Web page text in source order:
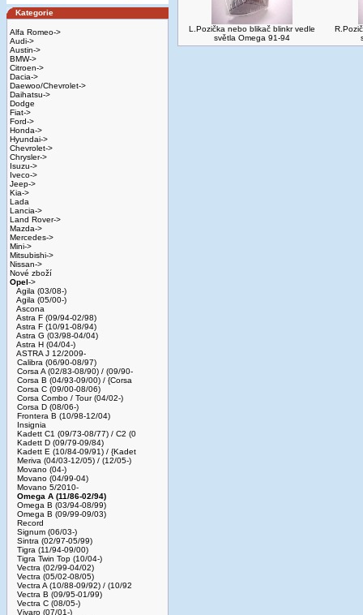
Kategorie
Alfa Romeo->
Audi->
Austin->
BMW->
Citroen->
Dacia->
Daewoo/Chevrolet->
Daihatsu->
Dodge
Fiat->
Ford->
Honda->
Hyundai->
Chevrolet->
Chrysler->
Isuzu->
Iveco->
Jeep->
Kia->
Lada
Lancia->
Land Rover->
Mazda->
Mercedes->
Mini->
Mitsubishi->
Nissan->
Nové zboží
Opel->
Agila (03/08-)
Agila (05/00-)
Ascona
Astra F (09/94-02/98)
Astra F (10/91-08/94)
Astra G (03/98-04/04)
Astra H (04/04-)
ASTRA J 12/2009-
Calibra (06/90-08/97)
Corsa A (02/83-08/90) / (09/90-
Corsa B (04/93-09/00) / {Corsa
Corsa C (09/00-08/06)
Corsa Combo / Tour (04/02-)
Corsa D (08/06-)
Frontera B (10/98-12/04)
Insignia
Kadett C1 (09/73-08/77) / C2 (0
Kadett D (09/79-09/84)
Kadett E (10/84-09/91) / {Kadet
Meriva (04/03-12/05) / (12/05-)
Movano (04-)
Movano (04/99-04)
Movano 5/2010-
Omega A (11/86-02/94)
Omega B (03/94-08/99)
Omega B (09/99-09/03)
Record
Signum (06/03-)
Sintra (02/97-05/99)
Tigra (11/94-09/00)
Tigra Twin Top (10/04-)
Vectra (02/99-04/02)
Vectra (05/02-08/05)
Vectra A (10/88-09/92) / (10/92
Vectra B (09/95-01/99)
Vectra C (08/05-)
Vivaro (07/01-)
L.Pozička nebo blikač blinkr vedle
světla Omega 91-94